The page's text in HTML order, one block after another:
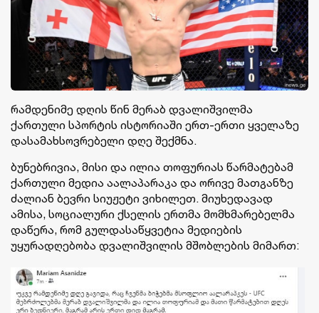
რამდენიმე დღის წინ მერაბ დვალიშვილმა
ქართული სპორტის ისტორიაში ერთ-ერთი ყველაზე
დასამახსოვრებელი დღე შექმნა.
ბუნებრივია, მისი და ილია თოფურიას წარმატებამ
ქართული მედია აალაპარაკა და ორივე მათგანზე
ძალიან ბევრი სიუჟეტი ვიხილეთ. მიუხედავად
ამისა, სოციალური ქსელის ერთმა მომხმარებელმა
დაწერა, რომ გულდასაწყვეტია მედიების
უყურადღებობა დვალიშვილის მშობლების მიმართ: